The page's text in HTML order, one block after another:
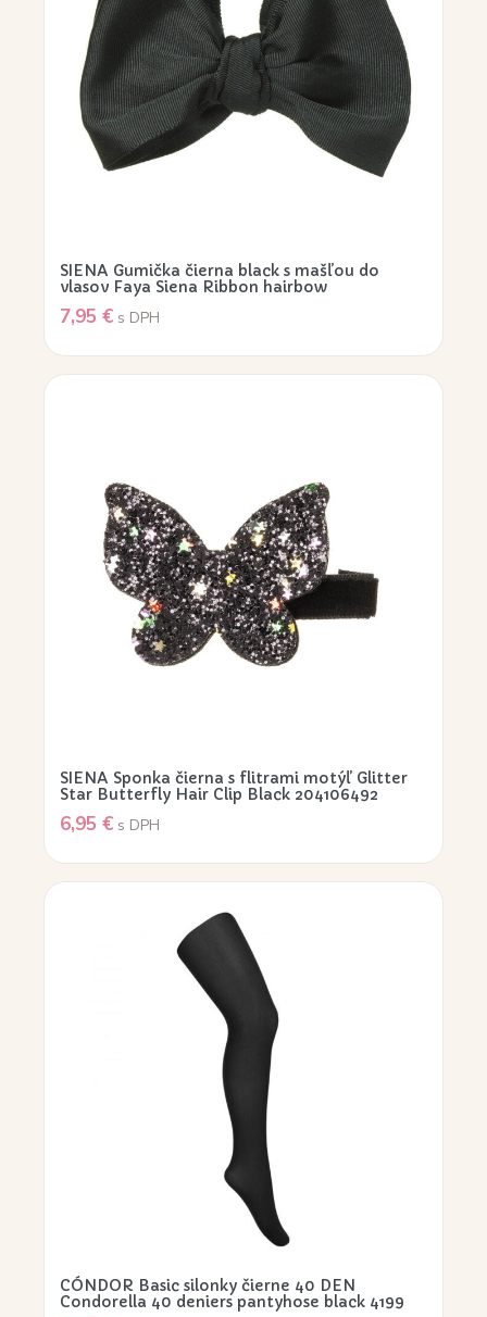
SIENA Gumička čierna black s mašľou do
vlasov Faya Siena Ribbon hairbow
7,95 € s DPH
SIENA Sponka čierna s flitrami motýľ Glitter
Star Butterfly Hair Clip Black 204106492
6,95 € s DPH
CÓNDOR Basic silonky čierne 40 DEN
Condorella 40 deniers pantyhose black 4199